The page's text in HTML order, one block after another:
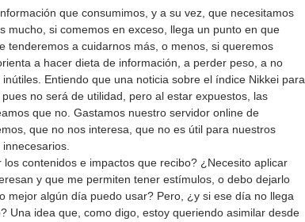
que consumimos, y a su vez, que necesitamos
mucho, si comemos en exceso, llega un punto en que
tenderemos a cuidarnos más, o menos, si queremos
a hacer dieta de información, a perder peso, a no
Entiendo que una noticia sobre el índice Nikkei para
no será de utilidad, pero al estar expuestos, las
que no. Gastamos nuestro servidor online de
que no nos interesa, que no es útil para nuestros
contenidos e impactos que recibo? ¿Necesito aplicar
y que me permiten tener estímulos, o debo dejarlo
algún día puedo usar? Pero, ¿y si ese día no llega
Una idea que, como digo, estoy queriendo asimilar desde